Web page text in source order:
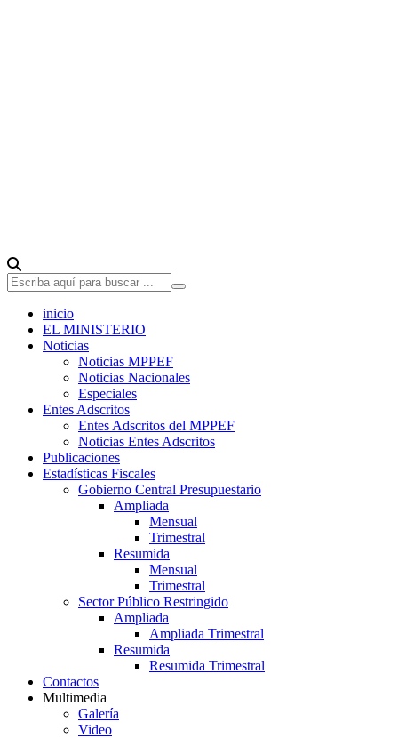
inicio
EL MINISTERIO
Noticias
Noticias MPPEF
Noticias Nacionales
Especiales
Entes Adscritos
Entes Adscritos del MPPEF
Noticias Entes Adscritos
Publicaciones
Estadísticas Fiscales
Gobierno Central Presupuestario
Ampliada
Mensual
Trimestral
Resumida
Mensual
Trimestral
Sector Público Restringido
Ampliada
Ampliada Trimestral
Resumida
Resumida Trimestral
Contactos
Multimedia
Galería
Video